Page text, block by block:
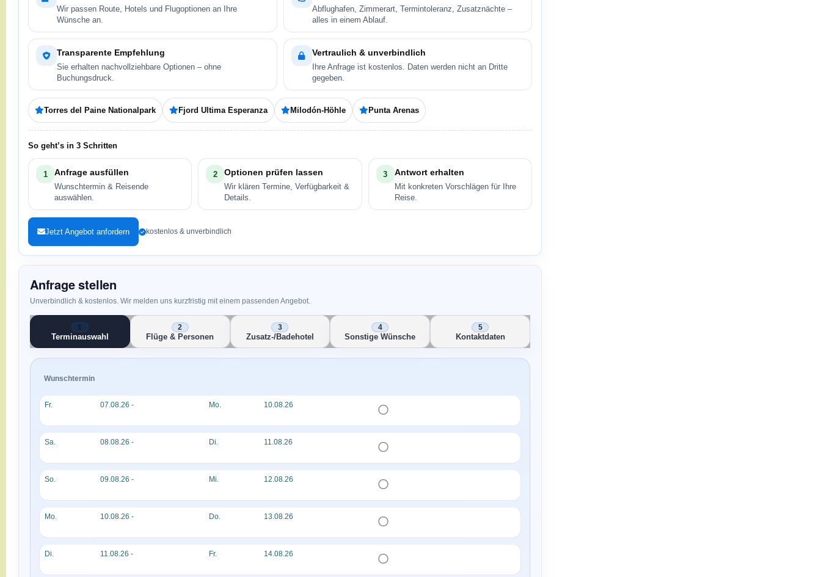
Wir passen Route, Hotels und Flugoptionen an Ihre
Wünsche an.
Abflughafen, Zimmerart, Termintoleranz, Zusatznächte –
alles in einem Ablauf.
Transparente Empfehlung
Sie erhalten nachvollziehbare Optionen – ohne
Buchungsdruck.
Vertraulich & unverbindlich
Ihre Anfrage ist kostenlos. Daten werden nicht an Dritte
gegeben.
Torres del Paine Nationalpark Fjord Ultima Esperanza Milodón-Höhle Punta Arenas
So geht’s in 3 Schritten
1 Anfrage ausfüllen
Wunschtermin & Reisende
auswählen.
2 Optionen prüfen lassen
Wir klären Termine, Verfügbarkeit &
Details.
3 Antwort erhalten
Mit konkreten Vorschlägen für Ihre
Reise.
Jetzt Angebot anfordern kostenlos & unverbindlich
Anfrage stellen
Unverbindlich & kostenlos. Wir melden uns kurzfristig mit einem passenden Angebot.
Terminauswahl Flüge & Personen Zusatz-/Badehotel Sonstige Wünsche Kontaktdaten
Wunschtermin
Fr. 07.08.26 - Mo. 10.08.26
Sa. 08.08.26 - Di. 11.08.26
So. 09.08.26 - Mi. 12.08.26
Mo. 10.08.26 - Do. 13.08.26
Di. 11.08.26 - Fr. 14.08.26